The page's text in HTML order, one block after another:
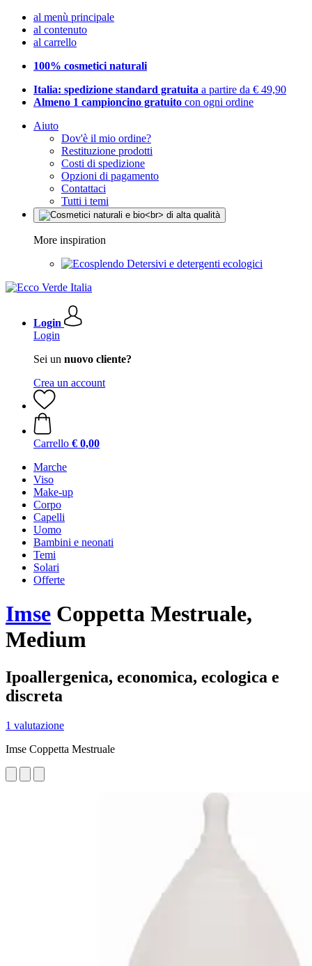
al menù principale
al contenuto
al carrello
100% cosmetici naturali
Italia: spedizione standard gratuita a partire da € 49,90
Almeno 1 campioncino gratuito con ogni ordine
Aiuto
Dov'è il mio ordine?
Restituzione prodotti
Costi di spedizione
Opzioni di pagamento
Contattaci
Tutti i temi
More inspiration
Detersivi e detergenti ecologici
Login
Login
Sei un nuovo cliente?
Crea un account
Carrello € 0,00
Marche
Viso
Make-up
Corpo
Capelli
Uomo
Bambini e neonati
Temi
Solari
Offerte
Imse Coppetta Mestruale,
Medium
Ipoallergenica, economica, ecologica e
discreta
1 valutazione
Imse Coppetta Mestruale